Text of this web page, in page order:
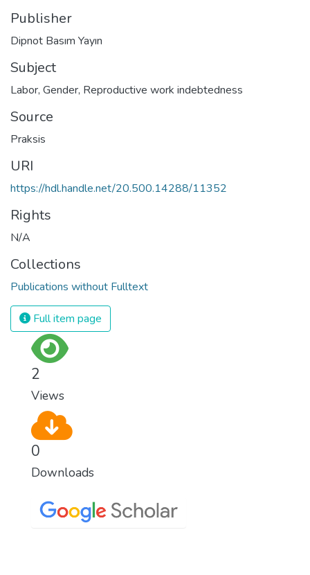
Publisher
Dipnot Basım Yayın
Subject
Labor, Gender, Reproductive work indebtedness
Source
Praksis
URI
https://hdl.handle.net/20.500.14288/11352
Rights
N/A
Collections
Publications without Fulltext
Full item page
2
Views
0
Downloads